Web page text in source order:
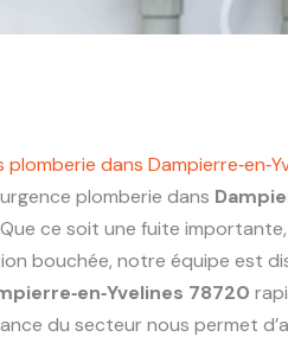
plomberie dans
plomberie dans
ce soit une fuite
bouchée, notre équipe est
78720
du secteur nous permet